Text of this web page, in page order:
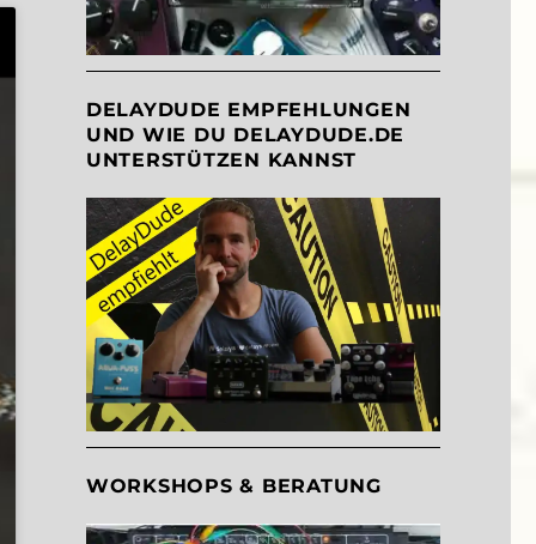
DELAYDUDE EMPFEHLUNGEN
UND WIE DU DELAYDUDE.DE
UNTERSTÜTZEN KANNST
WORKSHOPS & BERATUNG